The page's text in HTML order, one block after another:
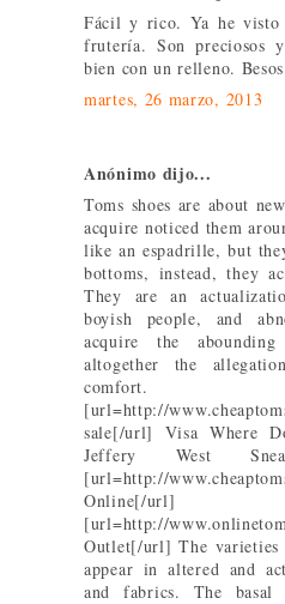
Fácil y rico. Ya he visto
frutería. Son preciosos y
bien con un relleno.
martes, 26 marzo, 2013
Anónimo dijo...
Toms shoes are about
acquire noticed them
like an espadrille, but
bottoms, instead, they
They are an
boyish people, and
acquire the
altogether the
comfort.
[url=http://
sale[/url] Visa Where
Jeffery West
[url=http://
Online[/url]
[url=http://
Outlet[/url] The varieties
appear in altered and
and fabrics. The basal